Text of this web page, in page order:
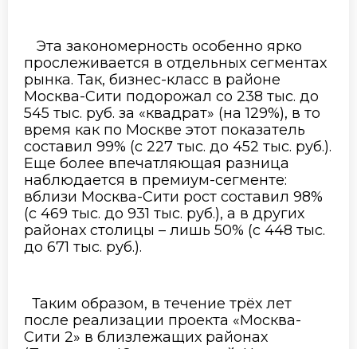
Эта закономерность особенно ярко
прослеживается в отдельных сегментах
рынка. Так, бизнес-класс в районе
Москва-Сити подорожал со 238 тыс. до
545 тыс. руб. за «квадрат» (на 129%), в то
время как по Москве этот показатель
составил 99% (с 227 тыс. до 452 тыс. руб.).
Еще более впечатляющая разница
наблюдается в премиум-сегменте:
вблизи Москва-Сити рост составил 98%
(с 469 тыс. до 931 тыс. руб.), а в других
районах столицы – лишь 50% (с 448 тыс.
до 671 тыс. руб.).
Таким образом, в течение трёх лет
после реализации проекта «Москва-
Сити 2» в близлежащих районах